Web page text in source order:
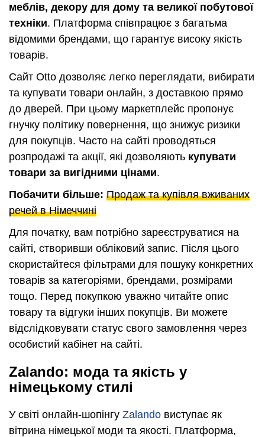
меблів, декору для дому та великої побутової
техніки. Платформа співпрацює з багатьма
відомими брендами, що гарантує високу якість
товарів.
Сайт Otto дозволяє легко переглядати, вибирати
та купувати товари онлайн, з доставкою прямо
до дверей. При цьому маркетплейс пропонує
гнучку політику повернення, що знижує ризики
для покупців. Часто на сайті проводяться
розпродажі та акції, які дозволяють купувати
товари за вигідними цінами.
Побачити більше: Продаж та купівля вживаних
речей в Німеччині
Для початку, вам потрібно зареєструватися на
сайті, створивши обліковий запис. Після цього
скористайтеся фільтрами для пошуку конкретних
товарів за категоріями, брендами, розмірами
тощо. Перед покупкою уважно читайте опис
товару та відгуки інших покупців. Ви можете
відслідковувати статус свого замовлення через
особистий кабінет на сайті.
Zalando: мода та якість у
німецькому стилі
У світі онлайн-шопінгу Zalando виступає як
вітрина німецької моди та якості. Платформа,